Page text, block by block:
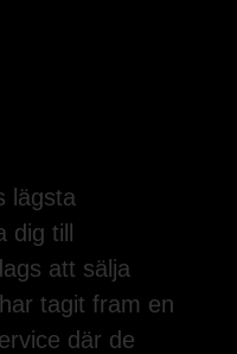
lägsta
till
att sälja
tagit fram en
där de